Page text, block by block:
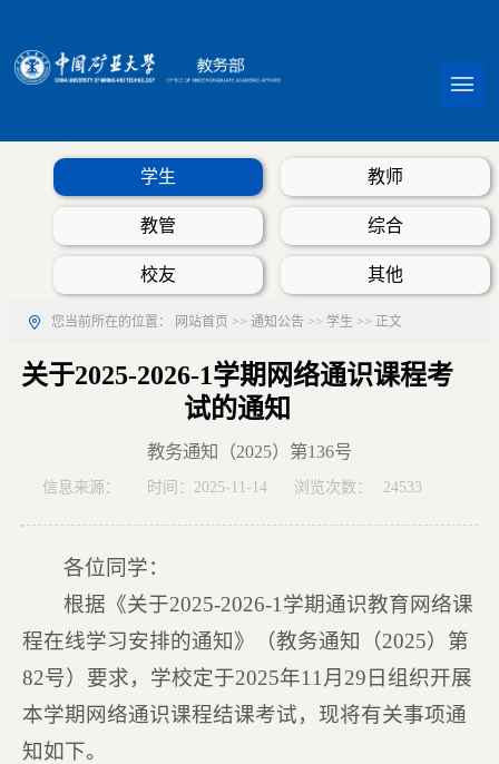
学生 教师
教管 综合
校友 其他
您当前所在的位置： 网站首页 >> 通知公告 >> 学生 >> 正文
关于2025-2026-1学期网络通识课程考
试的通知
教务通知（2025）第136号
信息来源： 时间：2025-11-14 浏览次数： 24533
各位同学：
根据《关于2025-2026-1学期通识教育网络课
程在线学习安排的通知》（教务通知（2025）第
82号）要求，学校定于2025年11月29日组织开展
本学期网络通识课程结课考试，现将有关事项通
知如下。